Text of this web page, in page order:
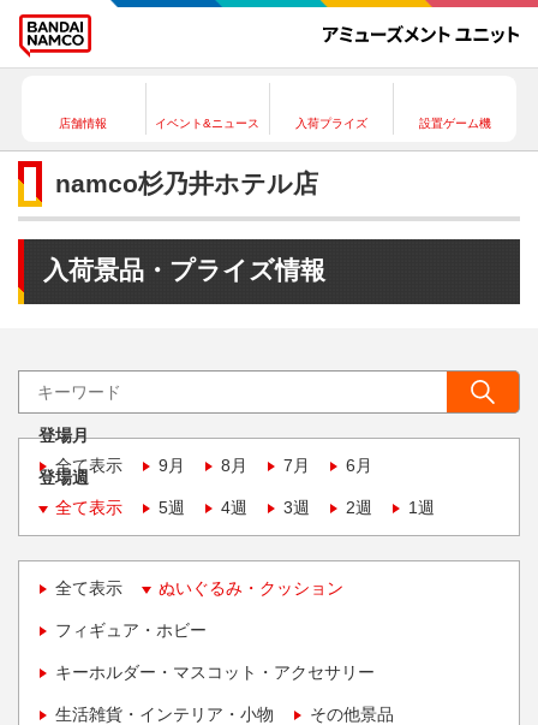
店舗情報 イベント&ニュース 入荷プライズ 設置ゲーム機
namco杉乃井ホテル店
入荷景品・プライズ情報
登場月
全て表示
9月 8月 7月 6月
登場週
全て表示
5週 4週 3週 2週 1週
全て表示 ぬいぐるみ・クッション
フィギュア・ホビー
キーホルダー・マスコット・アクセサリー
生活雑貨・インテリア・小物 その他景品